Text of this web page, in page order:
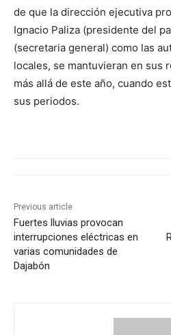
de que la dirección ejecutiva
Ignacio Paliza (presidente del
(secretaria general) como las
locales, se mantuvieran en sus
más allá de este año, cuando
sus periodos.
Previous article
Fuertes lluvias provocan
interrupciones eléctricas en
varias comunidades de
Dajabón